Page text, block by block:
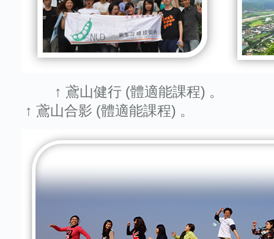
↑ 鳶山健行 (體
↑ 鳶山合影 (體適能課程) 。